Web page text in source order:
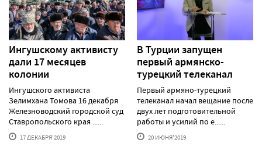
Ингушскому активисту
дали 17 месяцев
колонии
Ингушского активиста
Зелимхана Томова 16 декабря
Железноводский городской суд
Ставропольского края ......
17 ДЕКАБРЯ'2019
В Турции запущен
первый армянско-
турецкий телеканал
Первый армяно-турецкий
телеканал начал вещание после
двух лет подготовительной
работы и усилий по е......
20 ИЮНЯ'2019